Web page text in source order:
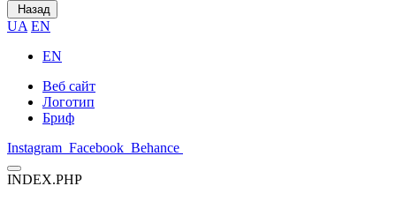
Назад
UA EN
EN
Веб сайт
Логотип
Бриф
Instagram Facebook Behance
INDEX.PHP